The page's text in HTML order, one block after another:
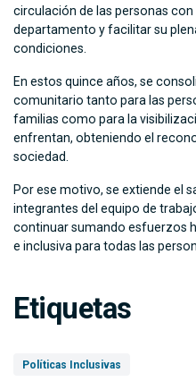
circulación de las personas
departamento y facilitar su
condiciones.
En estos quince años, se
comunitario tanto para las
familias como para la
enfrentan, obteniendo el
sociedad.
Por ese motivo, se extiende el
integrantes del equipo de
continuar sumando esfuerzos
e inclusiva para todas las
Etiquetas
Políticas Inclusivas